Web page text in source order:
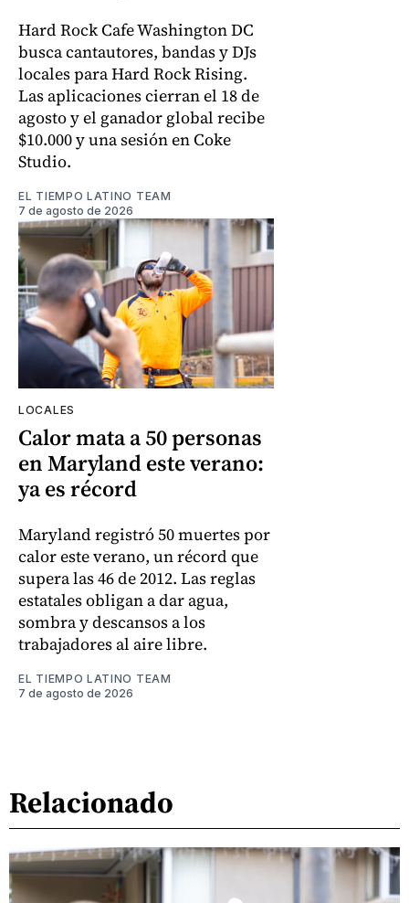
Hard Rock Cafe Washington DC
busca cantautores, bandas y DJs
locales para Hard Rock Rising.
Las aplicaciones cierran el 18 de
agosto y el ganador global recibe
$10.000 y una sesión en Coke
Studio.
EL TIEMPO LATINO TEAM
7 de agosto de 2026
LOCALES
Calor mata a 50 personas
en Maryland este verano:
ya es récord
Maryland registró 50 muertes por
calor este verano, un récord que
supera las 46 de 2012. Las reglas
estatales obligan a dar agua,
sombra y descansos a los
trabajadores al aire libre.
EL TIEMPO LATINO TEAM
7 de agosto de 2026
Relacionado